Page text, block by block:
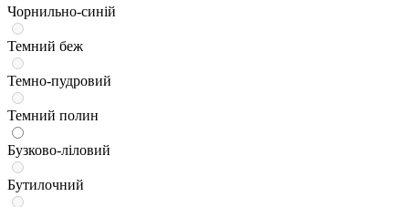
Чорнильно-синій
Темний беж
Темно-пудровий
Темний полин
Бузково-ліловий
Бутилочний